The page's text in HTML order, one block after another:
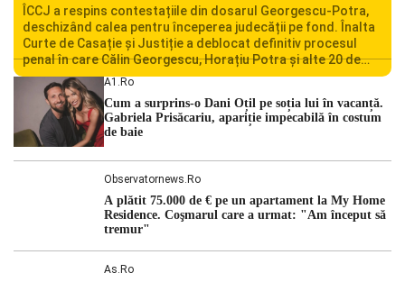
ÎCCJ a respins contestațiile din dosarul Georgescu-Potra,
deschizând calea pentru începerea judecății pe fond. Înalta
Curte de Casație și Justiție a deblocat definitiv procesul
penal în care Călin Georgescu, Horațiu Potra și alte 20 de
persoane sunt acuzați de acțiuni îndreptate împotriva
ordinii constituționale. În ședința din camera preliminară,
judecătorii de la instanța supremă au […]
A1.ro
Cum a surprins-o Dani Oțil pe soția lui în vacanță.
Gabriela Prisăcariu, apariție impecabilă în costum
de baie
Observatornews.ro
A plătit 75.000 de € pe un apartament la My Home
Residence. Coşmarul care a urmat: "Am început să
tremur"
As.ro